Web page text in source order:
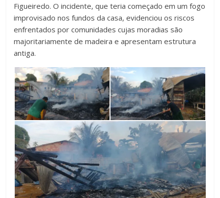
Figueiredo. O incidente, que teria começado em um fogo
improvisado nos fundos da casa, evidenciou os riscos
enfrentados por comunidades cujas moradias são
majoritariamente de madeira e apresentam estrutura
antiga.